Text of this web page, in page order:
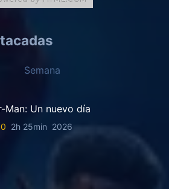
Semana
Man: Un nuevo día
2h 25min 2026